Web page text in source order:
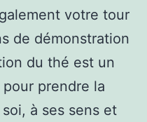
votre tour
de démonstration
du thé est un
prendre la
à ses sens et